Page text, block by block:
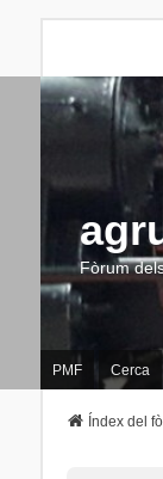
Fòrum
PMF Cerca
Índex del